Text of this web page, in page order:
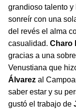
grandioso talento
sonreír con una
del revés el alma
casualidad. Charo
gracias a una
Venustiana que
Álvarezal
saber estar y su
gustó el trabajo de